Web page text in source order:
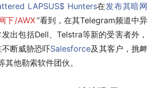
LAPSUS$ Hunters在发布其暗网
下/AWX”看到，在其Telegram频道中异
出包括Dell、Telstra等新的受害者外，
断威胁恐吓Salesforce及其客户，挑衅
他勒索软件团伙。